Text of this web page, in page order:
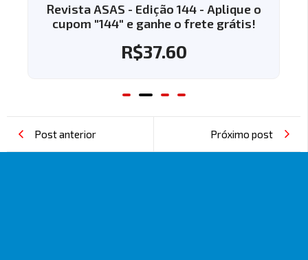
Revista ASAS - Edição 144 - Aplique o
cupom "144" e ganhe o frete grátis!
R$37.60
Post anterior Próximo post